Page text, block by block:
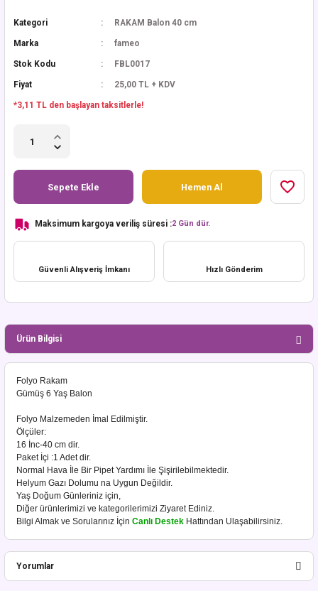
Kategori RAKAM Balon 40 cm
Marka fameo
Stok Kodu FBL0017
Fiyat 25,00 TL + KDV
*3,11 TL den başlayan taksitlerle!
Sepete Ekle Hemen Al
Maksimum kargoya veriliş süresi :2 Gün dür.
Güvenli Alışveriş İmkanı Hızlı Gönderim
Ürün Bilgisi
Folyo Rakam
Gümüş 6 Yaş Balon
Folyo Malzemeden İmal Edilmiştir.
Ölçüler:
16 İnc-40 cm dir.
Paket İçi :1 Adet dir.
Normal Hava İle Bir Pipet Yardımı İle Şişirilebilmektedir.
Helyum Gazı Dolumu na Uygun Değildir.
Yaş Doğum Günleriniz için,
Diğer ürünlerimizi ve kategorilerimizi Ziyaret Ediniz.
Bilgi Almak ve Sorularınız İçin Canlı Destek Hattından Ulaşabilirsiniz.
Yorumlar